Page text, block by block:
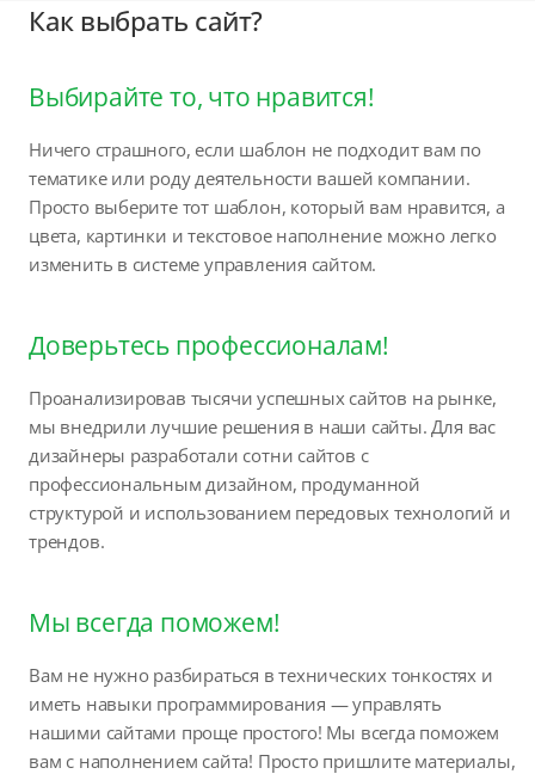
Как выбрать сайт?
Выбирайте то, что нравится!
Ничего страшного, если шаблон не подходит вам по
тематике или роду деятельности вашей компании.
Просто выберите тот шаблон, который вам нравится, а
цвета, картинки и текстовое наполнение можно легко
изменить в системе управления сайтом.
Доверьтесь профессионалам!
Проанализировав тысячи успешных сайтов на рынке,
мы внедрили лучшие решения в наши сайты. Для вас
дизайнеры разработали сотни сайтов с
профессиональным дизайном, продуманной
структурой и использованием передовых технологий и
трендов.
Мы всегда поможем!
Вам не нужно разбираться в технических тонкостях и
иметь навыки программирования — управлять
нашими сайтами проще простого! Мы всегда поможем
вам с наполнением сайта! Просто пришлите материалы,